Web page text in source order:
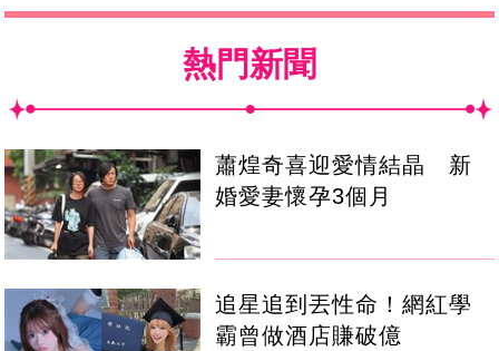
熱門新聞
蕭煌奇喜迎愛情結晶 新
婚愛妻懷孕3個月
追星追到丟性命！網紅學
霸曾做酒店賺破億